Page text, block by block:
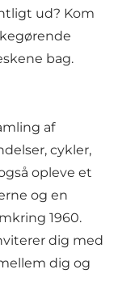
ud? Kom
bag.
af
cykler,
opleve et
og en
1960.
dig med
dig og